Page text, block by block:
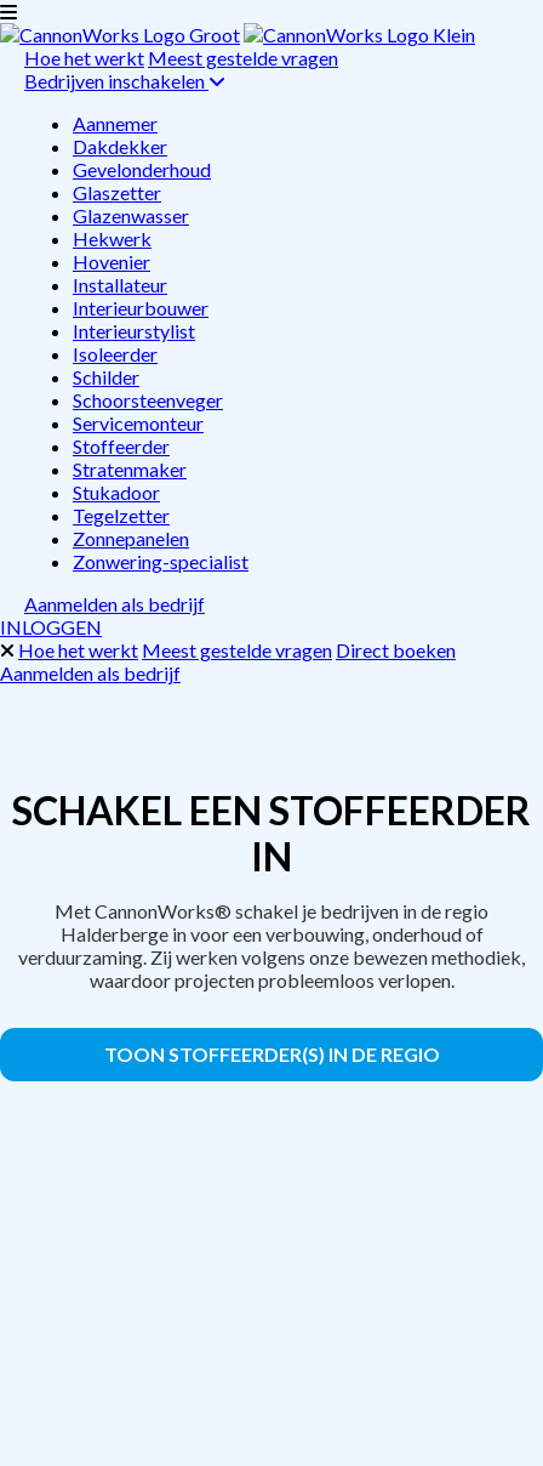
Hoe het werkt Meest gestelde vragen
Bedrijven inschakelen
Aannemer
Dakdekker
Gevelonderhoud
Glaszetter
Glazenwasser
Hekwerk
Hovenier
Installateur
Interieurbouwer
Interieurstylist
Isoleerder
Schilder
Schoorsteenveger
Servicemonteur
Stoffeerder
Stratenmaker
Stukadoor
Tegelzetter
Zonnepanelen
Zonwering-specialist
Aanmelden als bedrijf
INLOGGEN
Hoe het werkt Meest gestelde vragen Direct boeken
Aanmelden als bedrijf
SCHAKEL EEN STOFFEERDER
IN
Met CannonWorks® schakel je bedrijven in de regio
Halderberge in voor een verbouwing, onderhoud of
verduurzaming. Zij werken volgens onze bewezen methodiek,
waardoor projecten probleemloos verlopen.
TOON STOFFEERDER(S) IN DE REGIO